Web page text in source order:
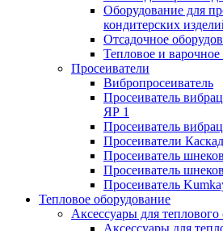
Оборудование для
кондитерских
Отсадочное
Тепловое и
Просеиватели
Вибропросеиватель
Просеиватель
ЯР 1
Просеиватель
Просеиватели Каскад
Просеиватель
Просеиватель
Просеиватель
Тепловое оборудование
Аксессуары для теплового
Аксессуары для